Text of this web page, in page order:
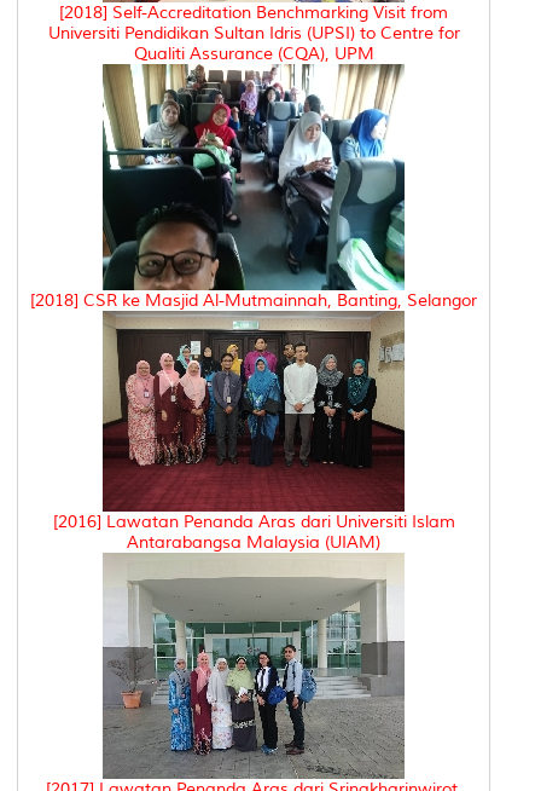
[2018] Self-Accreditation Benchmarking Visit from
Universiti Pendidikan Sultan Idris (UPSI) to Centre for
Qualiti Assurance (CQA), UPM
[2018] CSR ke Masjid Al-Mutmainnah, Banting, Selangor
[2016] Lawatan Penanda Aras dari Universiti Islam
Antarabangsa Malaysia (UIAM)